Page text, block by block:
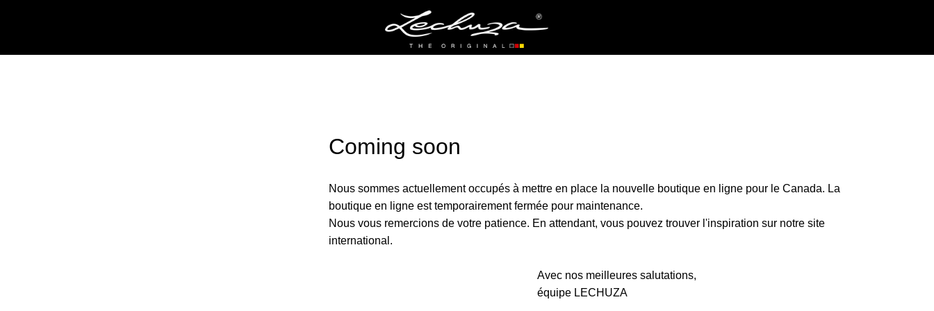
Coming soon
Nous sommes actuellement occupés à mettre en place la nouvelle boutique en ligne pour le Canada. La
boutique en ligne est temporairement fermée pour maintenance.
Nous vous remercions de votre patience. En attendant, vous pouvez trouver l'inspiration sur notre site
international.
Avec nos meilleures salutations,
équipe LECHUZA